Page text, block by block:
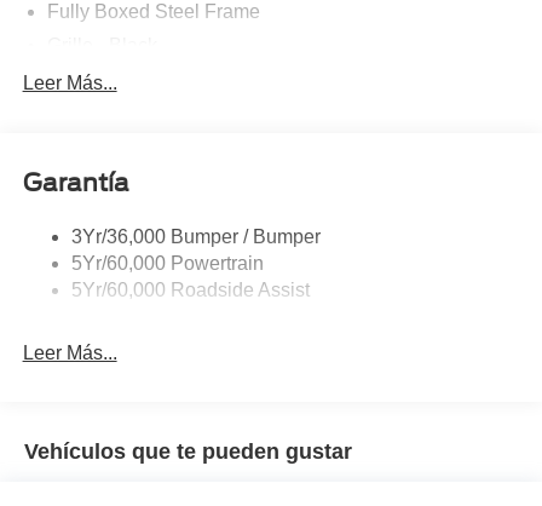
Fully Boxed Steel Frame
Headlamps - Auto On/Off
Wheel Lip Moldings
Leer Más...
Garantía
3Yr/36,000 Bumper / Bumper
5Yr/60,000 Powertrain
5Yr/60,000 Roadside Assist
Leer Más...
Vehículos que te pueden gustar